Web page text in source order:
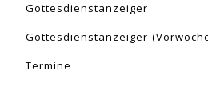
Gottesdienstanzeiger
Gottesdienstanzeiger
Termine